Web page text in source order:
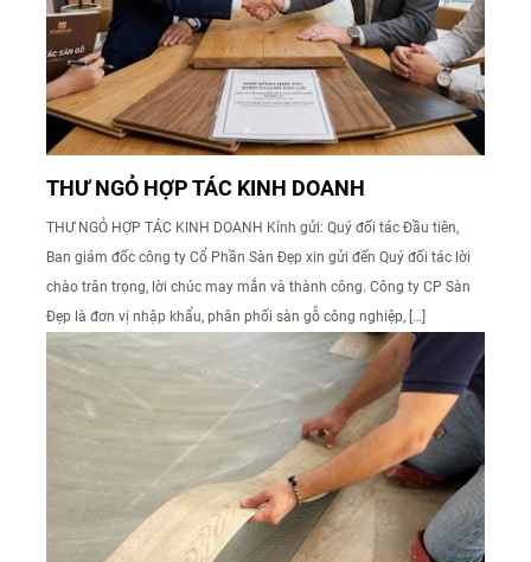
THƯ NGỎ HỢP TÁC KINH DOANH
THƯ NGỎ HỢP TÁC KINH DOANH Kính gửi: Quý đối tác Đầu tiên,
Ban giám đốc công ty Cổ Phần Sàn Đẹp xin gửi đến Quý đối tác lời
chào trân trọng, lời chúc may mắn và thành công. Công ty CP Sàn
Đẹp là đơn vị nhập khẩu, phân phối sàn gỗ công nghiệp, […]